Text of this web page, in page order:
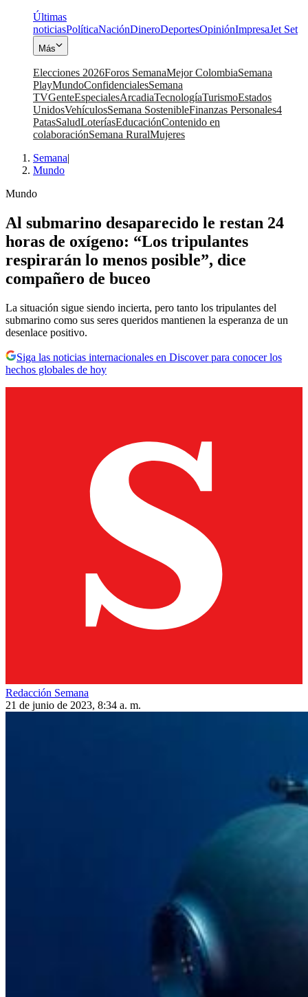
Últimas
noticiasPolíticaNaciónDineroDeportesOpiniónImpresaJet Set
Más
Elecciones 2026Foros SemanaMejor ColombiaSemana
PlayMundoConfidencialesSemana
TVGenteEspecialesArcadiaTecnologíaTurismoEstados
UnidosVehículosSemana SostenibleFinanzas Personales4
PatasSaludLoteríasEducaciónContenido en
colaboraciónSemana RuralMujeres
Semana|
Mundo
Mundo
Al submarino desaparecido le restan 24
horas de oxígeno: “Los tripulantes
respirarán lo menos posible”, dice
compañero de buceo
La situación sigue siendo incierta, pero tanto los tripulantes del
submarino como sus seres queridos mantienen la esperanza de un
desenlace positivo.
Siga las noticias internacionales en Discover para conocer los
hechos globales de hoy
Redacción Semana
21 de junio de 2023, 8:34 a. m.